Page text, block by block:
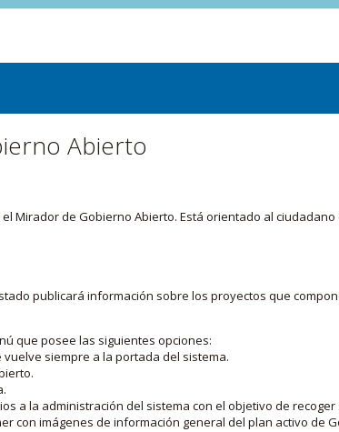
Abierto
Mirador de Gobierno Abierto. Está orientado al
publicará información sobre los proyectos que
que posee las siguientes opciones:
vuelve siempre a la portada del sistema.
a la administración del sistema con el objetivo de
con imágenes de información general del plan activo